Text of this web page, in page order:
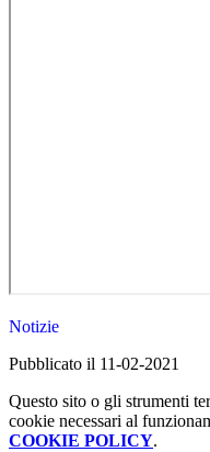
Notizie
Pubblicato il 11-02-2021
Questo sito o gli strumenti
cookie necessari al
COOKIE POLICY.